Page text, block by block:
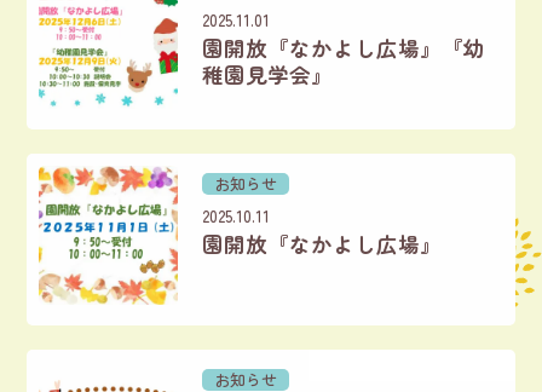
2025.11.01
園開放『なかよし広場』『幼
稚園見学会』
お知らせ
2025.10.11
園開放『なかよし広場』
お知らせ